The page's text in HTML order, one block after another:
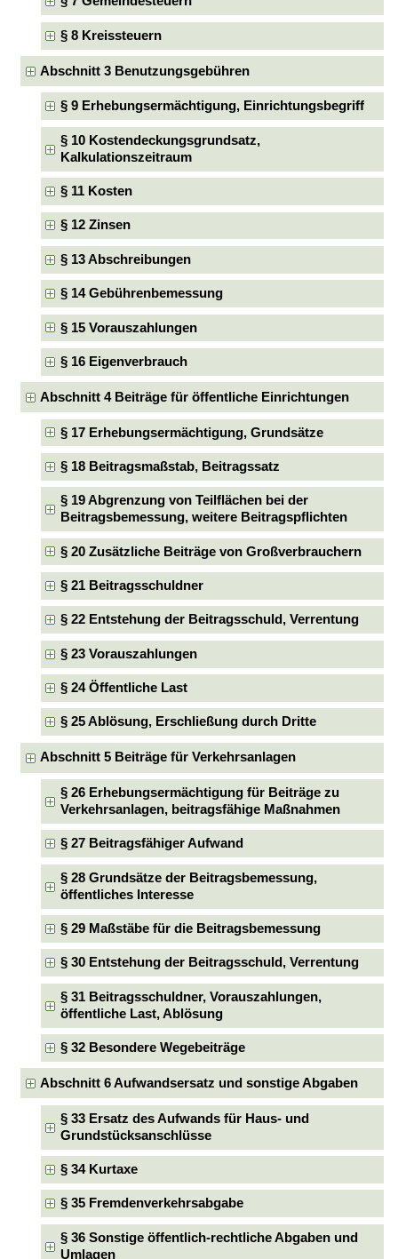
§ 8 Kreissteuern
Abschnitt 3 Benutzungsgebühren
§ 9 Erhebungsermächtigung, Einrichtungsbegriff
§ 10 Kostendeckungsgrundsatz,
Kalkulationszeitraum
§ 11 Kosten
§ 12 Zinsen
§ 13 Abschreibungen
§ 14 Gebührenbemessung
§ 15 Vorauszahlungen
§ 16 Eigenverbrauch
Abschnitt 4 Beiträge für öffentliche Einrichtungen
§ 17 Erhebungsermächtigung, Grundsätze
§ 18 Beitragsmaßstab, Beitragssatz
§ 19 Abgrenzung von Teilflächen bei der
Beitragsbemessung, weitere Beitragspflichten
§ 20 Zusätzliche Beiträge von Großverbrauchern
§ 21 Beitragsschuldner
§ 22 Entstehung der Beitragsschuld, Verrentung
§ 23 Vorauszahlungen
§ 24 Öffentliche Last
§ 25 Ablösung, Erschließung durch Dritte
Abschnitt 5 Beiträge für Verkehrsanlagen
§ 26 Erhebungsermächtigung für Beiträge zu
Verkehrsanlagen, beitragsfähige Maßnahmen
§ 27 Beitragsfähiger Aufwand
§ 28 Grundsätze der Beitragsbemessung,
öffentliches Interesse
§ 29 Maßstäbe für die Beitragsbemessung
§ 30 Entstehung der Beitragsschuld, Verrentung
§ 31 Beitragsschuldner, Vorauszahlungen,
öffentliche Last, Ablösung
§ 32 Besondere Wegebeiträge
Abschnitt 6 Aufwandsersatz und sonstige Abgaben
§ 33 Ersatz des Aufwands für Haus- und
Grundstücksanschlüsse
§ 34 Kurtaxe
§ 35 Fremdenverkehrsabgabe
§ 36 Sonstige öffentlich-rechtliche Abgaben und
Umlagen